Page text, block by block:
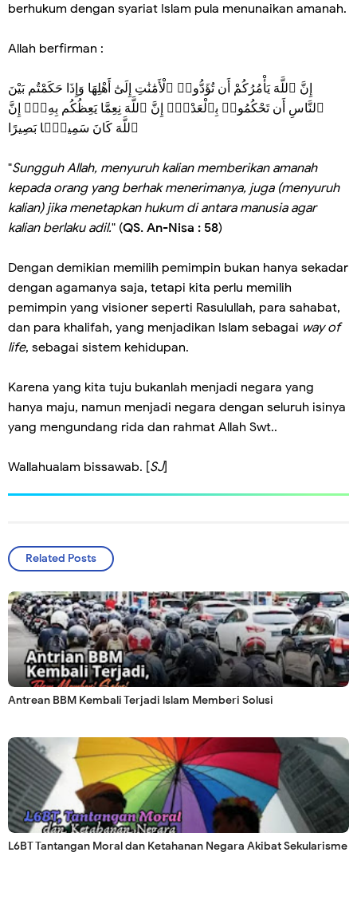
berhukum dengan syariat Islam pula menunaikan amanah.
Allah berfirman :
إِنَّ ٱللَّهَ يَأْمُرُكُمْ أَن تُؤَدُّوا۟ ٱلْأَمَٰنَٰتِ إِلَىٰٓ أَهْلِهَا وَإِذَا حَكَمْتُم بَيْنَ
ٱلنَّاسِ أَن تَحْكُمُوا۟ بِٱلْعَدْلِۚ إِنَّ ٱللَّهَ نِعِمَّا يَعِظُكُم بِهِۦٓۗ إِنَّ
ٱللَّهَ كَانَ سَمِيعًۢا بَصِيرًا
"Sungguh Allah, menyuruh kalian memberikan amanah
kepada orang yang berhak menerimanya, juga (menyuruh
kalian) jika menetapkan hukum di antara manusia agar
kalian berlaku adil." (QS. An-Nisa : 58)
Dengan demikian memilih pemimpin bukan hanya sekadar
dengan agamanya saja, tetapi kita perlu memilih
pemimpin yang visioner seperti Rasulullah, para sahabat,
dan para khalifah, yang menjadikan Islam sebagai way of
life, sebagai sistem kehidupan.
Karena yang kita tuju bukanlah menjadi negara yang
hanya maju, namun menjadi negara dengan seluruh isinya
yang mengundang rida dan rahmat Allah Swt..
Wallahualam bissawab. [SJ]
Related Posts
Antrean BBM Kembali Terjadi lslam Memberi Solusi
L6BT Tantangan Moral dan Ketahanan Negara Akibat Sekularisme